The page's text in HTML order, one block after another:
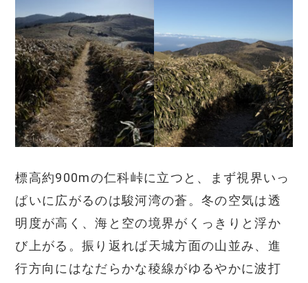
標高約900mの仁科峠に立つと、まず視界いっ
ぱいに広がるのは駿河湾の蒼。冬の空気は透
明度が高く、海と空の境界がくっきりと浮か
び上がる。振り返れば天城方面の山並み、進
行方向にはなだらかな稜線がゆるやかに波打